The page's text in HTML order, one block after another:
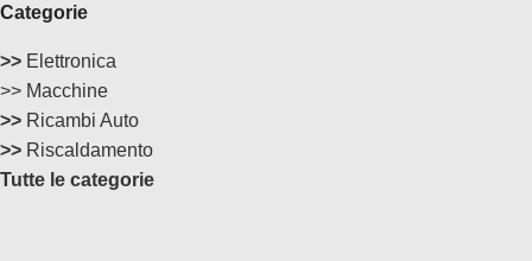
Categorie
>> Elettronica
>> Macchine
>> Ricambi Auto
>> Riscaldamento
Tutte le categorie